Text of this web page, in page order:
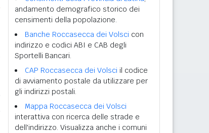
andamento demografico storico dei
censimenti della popolazione.
Banche Roccasecca dei Volsci con
indirizzo e codici ABI e CAB degli
Sportelli Bancari.
CAP Roccasecca dei Volsci il codice
di avviamento postale da utilizzare per
gli indirizzi postali.
Mappa Roccasecca dei Volsci
interattiva con ricerca delle strade e
dell'indirizzo. Visualizza anche i comuni